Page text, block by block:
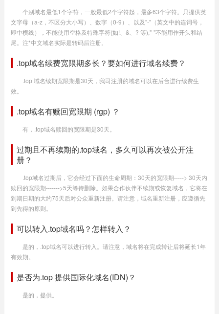
个别域名最低1个字符，一般最低2个字符起，最多63个字符。只提供英
文字母（a-z，不区分大小写）、数字（0-9）、以及"-"（英文中的连词号，
即中横线），不能使用空格及特殊字符(如!、&、? 等),"-"不能用作开头和结
尾。注*中文域名实际是转码后注册。
.top域名续费宽限期多长？要如何进行域名续费？
.top 域名续期宽限期是30天，我司注册的域名可以在后台进行续费生
效。
.top域名有赎回宽限期 (rgp) ？
有，.top域名赎回的宽限期是30天。
过期且不再续期的.top域名，多久可以再次被公开注
册？
.top域名过期后，它会经过下面的生命周期：30天的宽限期-----> 30天内
赎回的宽限期------->5天等待删除。如果合作伙伴不续期或恢复域名，它将在
到期日期的大约75天后对公众重新注册。请注意，域名重新注册，应遵循先
到先得的原则。
可以转入.top域名吗？怎样转入？
是的，.top域名可以进行转入。请注意，域名将在完成转让后将延长1年
有效期。
是否为.top 提供国际化域名(IDN)？
是的，提供。